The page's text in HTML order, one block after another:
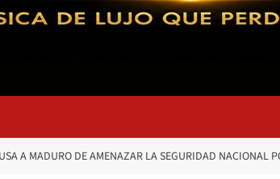
A MADURO DE AMENAZAR LA SEGURIDAD NACIONAL